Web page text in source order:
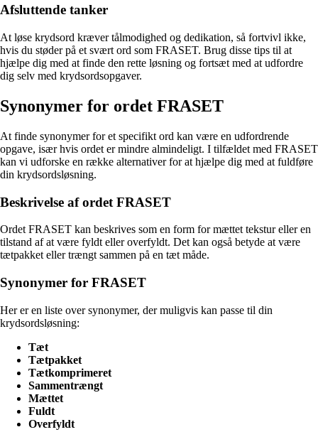
Afsluttende tanker
At løse krydsord kræver tålmodighed og dedikation, så fortvivl ikke,
hvis du støder på et svært ord som FRASET. Brug disse tips til at
hjælpe dig med at finde den rette løsning og fortsæt med at udfordre
dig selv med krydsordsopgaver.
Synonymer for ordet FRASET
At finde synonymer for et specifikt ord kan være en udfordrende
opgave, især hvis ordet er mindre almindeligt. I tilfældet med FRASET
kan vi udforske en række alternativer for at hjælpe dig med at fuldføre
din krydsordsløsning.
Beskrivelse af ordet FRASET
Ordet FRASET kan beskrives som en form for mættet tekstur eller en
tilstand af at være fyldt eller overfyldt. Det kan også betyde at være
tætpakket eller trængt sammen på en tæt måde.
Synonymer for FRASET
Her er en liste over synonymer, der muligvis kan passe til din
krydsordsløsning:
Tæt
Tætpakket
Tætkomprimeret
Sammentrængt
Mættet
Fuldt
Overfyldt